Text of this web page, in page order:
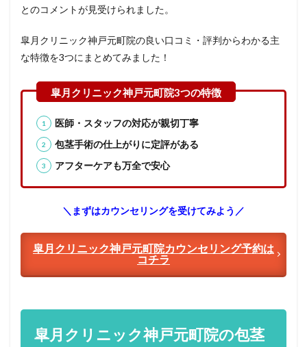
リニ
をチ
ェッ
参考
文献
およ
び関
連サ
イト
とのコメントが見受けられました。
皐月クリニック神戸元町院の良い口コミ・評判からわかる主
な特徴を3つにまとめてみました！
医師・スタッフの対応が親切丁寧
包茎手術の仕上がりに定評がある
アフターケアも万全で安心
＼まずはカウンセリングを受けてみよう／
皐月クリニック神戸元町院カウンセリング予約は
コチラ
皐月クリニック神戸元町院の包茎